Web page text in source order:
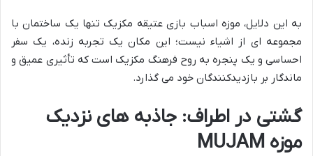
به این دلایل، موزه اسباب بازی عتیقه مکزیک تنها یک ساختمان با
مجموعه ای از اشیاء نیست؛ این مکان یک تجربه زنده، یک سفر
احساسی و یک پنجره به روح فرهنگ مکزیک است که تأثیری عمیق و
ماندگار بر بازدیدکنندگان خود می گذارد.
گشتی در اطراف: جاذبه های نزدیک
موزه MUJAM